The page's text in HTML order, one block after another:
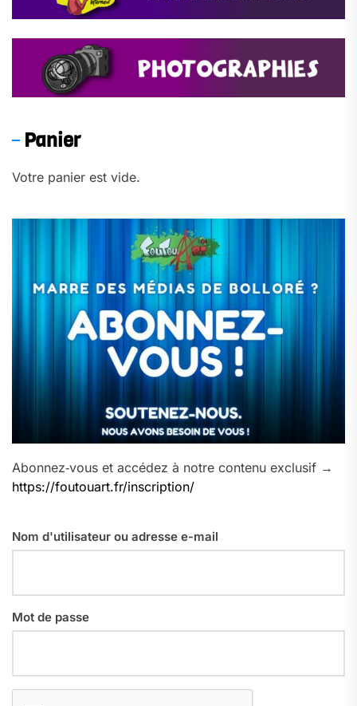
Panier
Votre panier est vide.
Abonnez‑vous et accédez à notre contenu exclusif →
https://foutouart.fr/inscription/
Nom d'utilisateur ou adresse e-mail
Mot de passe